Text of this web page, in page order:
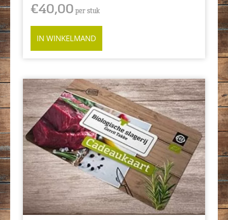
€40,00 per stuk
IN WINKELMAND